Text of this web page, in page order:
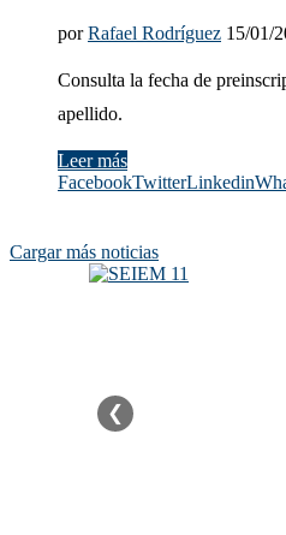
porRafael Rodríguez 15/01/
Consulta la fecha de
apellido.
Leer más
FacebookTwitterLinkedin
Cargar más noticias
❮